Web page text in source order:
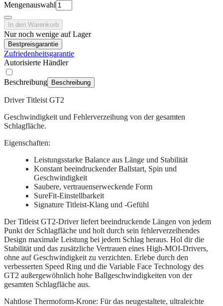
Mengenauswahl
In den Warenkorb
Nur noch wenige auf Lager
Bestpreisgarantie
Zufriedenheitsgarantie
Autorisierte Händler
Beschreibung Beschreibung
Driver Titleist GT2
Geschwindigkeit und Fehlerverzeihung von der gesamten
Schlagfläche.
Eigenschaften:
Leistungsstarke Balance aus Länge und Stabilität
Konstant beeindruckender Ballstart, Spin und
Geschwindigkeit
Saubere, vertrauenserweckende Form
SureFit-Einstellbarkeit
Signature Titleist-Klang und -Gefühl
Der Titleist GT2-Driver liefert beeindruckende Längen von jedem
Punkt der Schlagfläche und holt durch sein fehlerverzeihendes
Design maximale Leistung bei jedem Schlag heraus. Hol dir die
Stabilität und das zusätzliche Vertrauen eines High-MOI-Drivers,
ohne auf Geschwindigkeit zu verzichten. Erlebe durch den
verbesserten Speed Ring und die Variable Face Technology des
GT2 außergewöhnlich hohe Ballgeschwindigkeiten von der
gesamten Schlagfläche aus.
Nahtlose Thermoform-Krone: Für das neugestaltete, ultraleichte